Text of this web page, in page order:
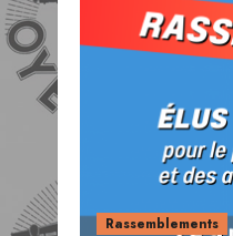
Rassemblements